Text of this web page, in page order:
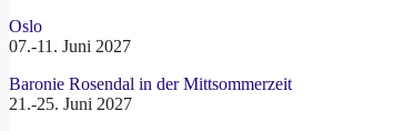
Oslo
07.-11. Juni 2027
Baronie Rosendal in der Mittsommerzeit
21.-25. Juni 2027